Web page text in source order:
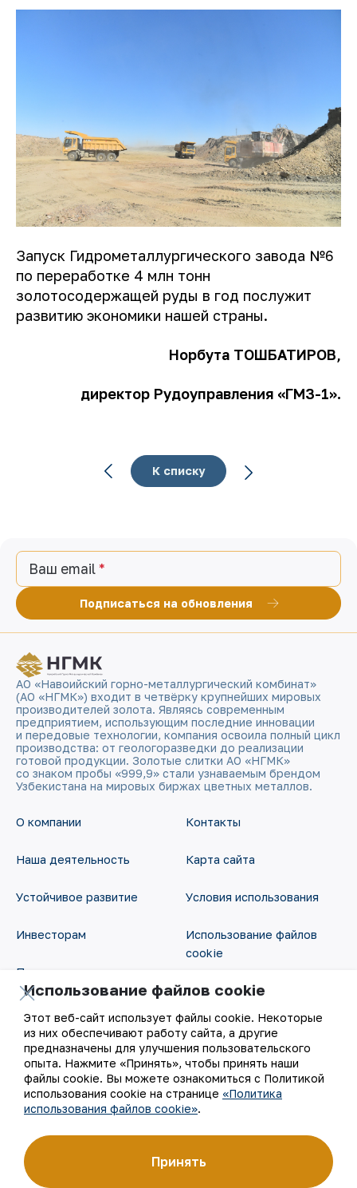
Запуск Гидрометаллургического завода №6
по переработке 4 млн тонн
золотосодержащей руды в год послужит
развитию экономики нашей страны.
Норбута ТОШБАТИРОВ,
директор Рудоуправления «ГМЗ-1».
К списку
Ваш email
Подписаться на обновления
АО «Навоийский горно-металлургический комбинат»
(АО «НГМК») входит в четвёрку крупнейших мировых
производителей золота. Являясь современным
предприятием, использующим последние инновации
и передовые технологии, компания освоила полный цикл
производства: от геологоразведки до реализации
готовой продукции. Золотые слитки АО «НГМК»
со знаком пробы «999,9» стали узнаваемым брендом
Узбекистана на мировых биржах цветных металлов.
О компании
Наша деятельность
Устойчивое развитие
Инвесторам
Пресс-центр
Цифровое правительство
Контакты
Карта сайта
Условия использования
Использование файлов
cookie
Открытые данные
RSS - лента
©
Использование файлов cookie
Этот веб-сайт использует файлы cookie. Некоторые
из них обеспечивают работу сайта, а другие
предназначены для улучшения пользовательского
опыта. Нажмите «Принять», чтобы принять наши
файлы cookie. Вы можете ознакомиться с Политикой
использования cookie на странице «Политика
использования файлов cookie».
Принять